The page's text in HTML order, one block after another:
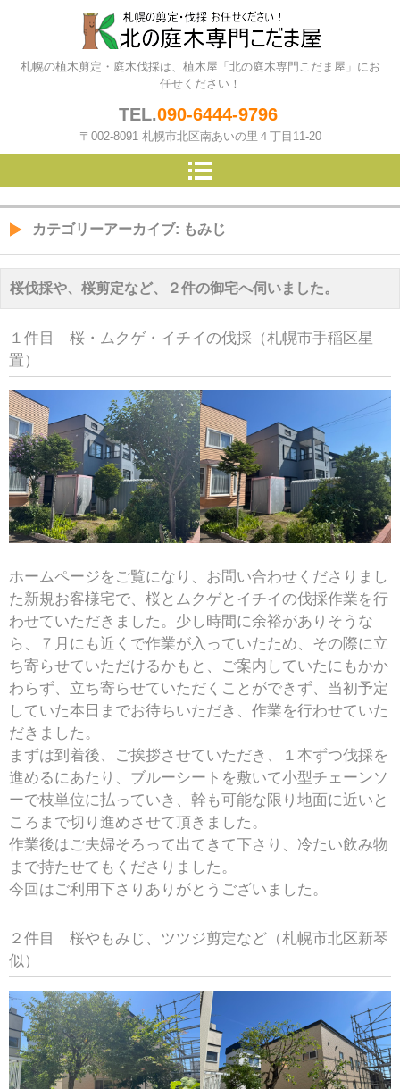
北の庭木専門こだま屋（札幌の
札幌の植木剪定・庭木伐採は、植木屋「北の庭木専門こだま屋」にお
任せください！
TEL.090-6444-9796
〒002-8091 札幌市北区南あいの里４丁目11-20
カテゴリーアーカイブ: もみじ
桜伐採や、桜剪定など、２件の御宅へ伺いました。
１件目 桜・ムクゲ・イチイの伐採（札幌市手稲区星
置）
ホームページをご覧になり、お問い合わせくださりまし
た新規お客様宅で、桜とムクゲとイチイの伐採作業を行
わせていただきました。少し時間に余裕がありそうな
ら、７月にも近くで作業が入っていたため、その際に立
ち寄らせていただけるかもと、ご案内していたにもかか
わらず、立ち寄らせていただくことができず、当初予定
していた本日までお待ちいただき、作業を行わせていた
だきました。
まずは到着後、ご挨拶させていただき、１本ずつ伐採を
進めるにあたり、ブルーシートを敷いて小型チェーンソ
ーで枝単位に払っていき、幹も可能な限り地面に近いと
ころまで切り進めさせて頂きました。
作業後はご夫婦そろって出てきて下さり、冷たい飲み物
まで持たせてもくださりました。
今回はご利用下さりありがとうございました。
２件目 桜やもみじ、ツツジ剪定など（札幌市北区新琴
似）